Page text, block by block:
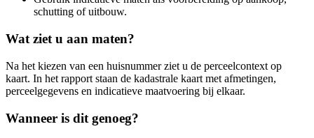
schutting of uitbouw.
Wat ziet u aan maten?
Na het kiezen van een huisnummer ziet u de perceelcontext op
kaart. In het rapport staan de kadastrale kaart met afmetingen,
perceelgegevens en indicatieve maatvoering bij elkaar.
Wanneer is dit genoeg?